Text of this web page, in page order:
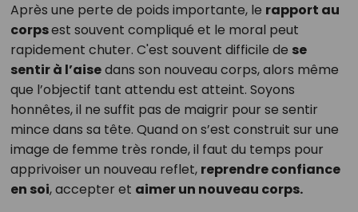
Après une perte de poids importante, le rapport au
corpsest souvent compliqué et le moral peut
rapidement chuter. C'est souvent difficile de se
sentir à l’aisedans son nouveau corps, alors même
que l’objectif tant attendu est atteint. Soyons
honnêtes, il ne suffit pas de maigrir pour se sentir
mince dans sa tête. Quand on s’est construit sur une
image de femme très ronde, il faut du temps pour
apprivoiser un nouveau reflet, reprendre confiance
en soi, accepter et aimer un nouveau corps.